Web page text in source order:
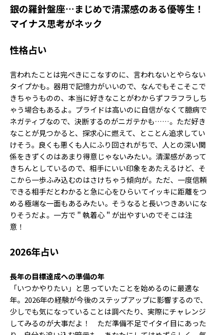
銀の羅針盤座…まじめで清潔感のある優等生！
マイナス思考がネック
性格占い
言われたことは完ぺきにこなすのに、言われないとやらない
タイプかも。器用で記憶力がいいので、なんでもそこそこで
きちゃうものの、本当に好きなことがわからずフラフラしち
ゃう場合もあるよ。プライドは高いのに自信がなくて臆病で
ネガティブなので、決断するのがニガテかも……。ただ好き
なことが見つかると、探求心に燃えて、とことん追求してい
けそう。良くも悪くも人にふり回されがちで、人との深い関
係をきずくのはあまり得意じゃないみたい。清潔感があって
きちんとしているので、相手にいい印象をあたえるけど、そ
こから一歩ふみ込むのはさけちゃう傾向が。ただ、一度信頼
できる相手だとわかると急に心をひらいてイッキに距離をつ
める極端な一面もあるみたい。そうなると長いつきあいにな
りそうだよ。一方で＂執着心＂が出やすいのでそこは注
意！
2026年占い
長年の目標達成への準備の年
「いつかやりたい」と思っていたことを始めるのに最適な
年。2026年の経験が今後のステップアップに影響するので、
少しでも気になっていることは調べたり、実際にチャレンジ
してみるのが大事だよ！ ただ準備不足でイタイ目にあった